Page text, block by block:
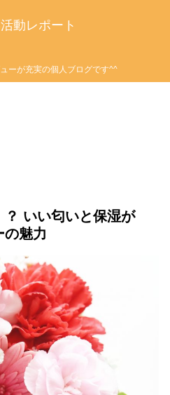
動レポート
ーが充実の個人ブログです^^
いい匂いと保湿が
の魅力